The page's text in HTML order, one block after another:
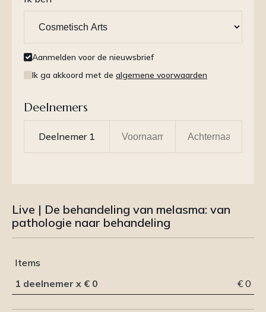
Aanmelden voor de nieuwsbrief
Ik ga akkoord met de algemene voorwaarden
Deelnemers
Live | De behandeling van melasma: van
pathologie naar behandeling
Items
1 deelnemer x € 0 € 0